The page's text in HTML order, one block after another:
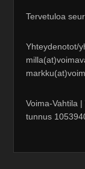
Tervetuloa
Yhteydenotot/
Voima-Vahtila
tunnus